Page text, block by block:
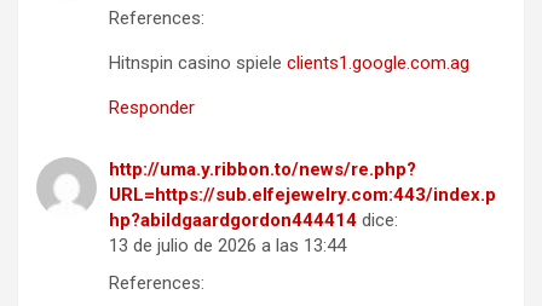
References:
Hitnspin casino spiele clients1.google.com.ag
Responder
http://uma.y.ribbon.to/news/re.php?
URL=https://sub.elfejewelry.com:443/index.p
hp?abildgaardgordon444414 dice:
13 de julio de 2026 a las 13:44
References: